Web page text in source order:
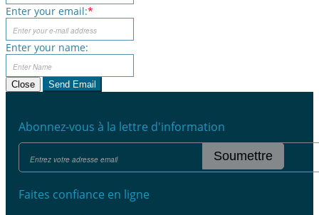
Enter your email:*
Enter your name:
Close Send Email
Abonnez-vous à la lettre d'information
Soumettre
Faites confiance en ligne